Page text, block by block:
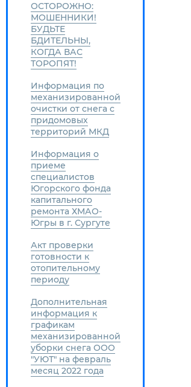
ОСТОРОЖНО:
МОШЕННИКИ!
БУДЬТЕ
БДИТЕЛЬНЫ,
КОГДА ВАС
ТОРОПЯТ!
Информация по
механизированной
очистки от снега с
придомовых
территорий МКД
Информация о
приеме
специалистов
Югорского фонда
капитального
ремонта ХМАО-
Югры в г. Сургуте
Акт проверки
готовности к
отопительному
периоду
Дополнительная
информация к
графикам
механизированной
уборки снега ООО
"УЮТ" на февраль
месяц 2022 года